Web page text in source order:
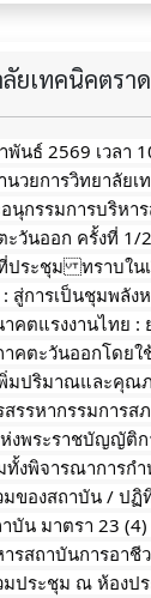
ยเทคนิคตราด
นธ์ 2569 เวลา
นวยการวิทยาลัย
นุกรรมการบริหา
วันออก ครั้งที่ 1/
ประชุม ทราบใน
สู่การเป็นชุมพลัง
คตแรงงานไทย :
คตะวันออกโดยใ
พิ่มปริมาณและคุณ
สรรหากรรมการส
งพระราชบัญญัติ
งพิจารณาการก
ของสถาบัน / ปฏิ
บัน มาตรา 23
รสถาบันการอาชี
มประชุม ณ ห้องป